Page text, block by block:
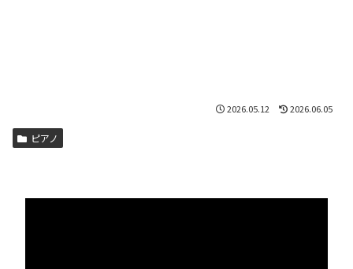
2026.05.12 2026.06.05
ピアノ